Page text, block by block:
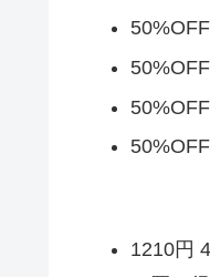
1210円